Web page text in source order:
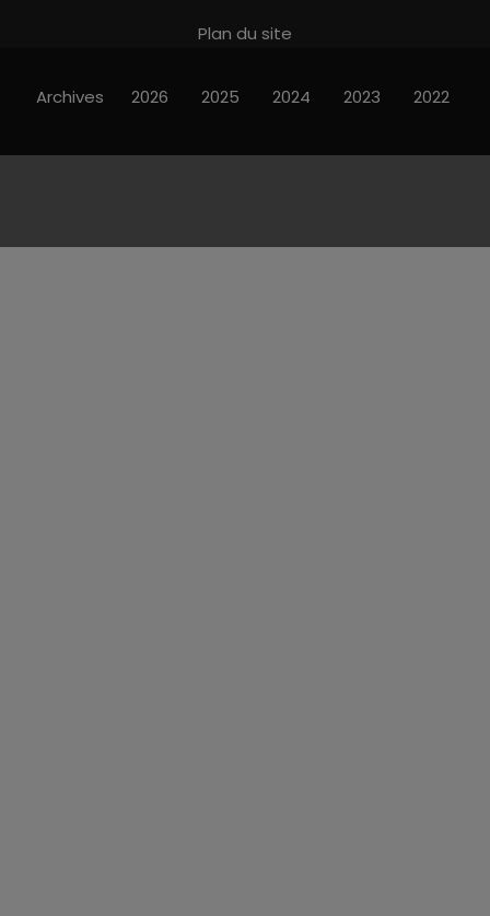
Plan du site
Archives 2026 2025 2024 2023 2022